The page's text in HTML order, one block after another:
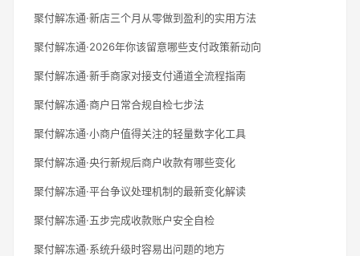
聚付解冻通·新店三个月从零做到盈利的实用方法
聚付解冻通·2026年你该留意哪些支付政策新动向
聚付解冻通·新手商家对接支付通道全流程指南
聚付解冻通·商户日常合规自检七步法
聚付解冻通·小商户值得关注的轻量数字化工具
聚付解冻通·央行新规后商户收款有哪些变化
聚付解冻通·平台争议处理机制的最新变化解读
聚付解冻通·五步完成收款账户安全自检
聚付解冻通·系统升级时容易出问题的地方